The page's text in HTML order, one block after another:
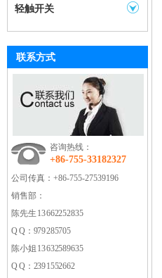
轻触开关
联系方式
咨询热线：
+86-755-33182327
公司传真： +86-755-27539196
销售部：
陈先生 13662252835
Q Q：979285705
陈小姐 13632589635
Q Q：2391552662